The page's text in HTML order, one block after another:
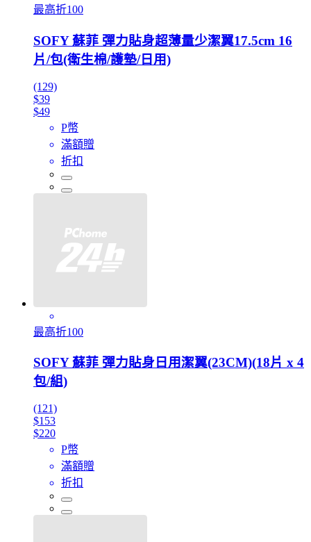
最高折100
SOFY 蘇菲 彈力貼身超薄量少潔翼17.5cm 16
片/包(衛生棉/護墊/日用)
(129)
$39
$49
P幣
滿額贈
折扣
最高折100
SOFY 蘇菲 彈力貼身日用潔翼(23CM)(18片 x 4
包/組)
(121)
$153
$220
P幣
滿額贈
折扣